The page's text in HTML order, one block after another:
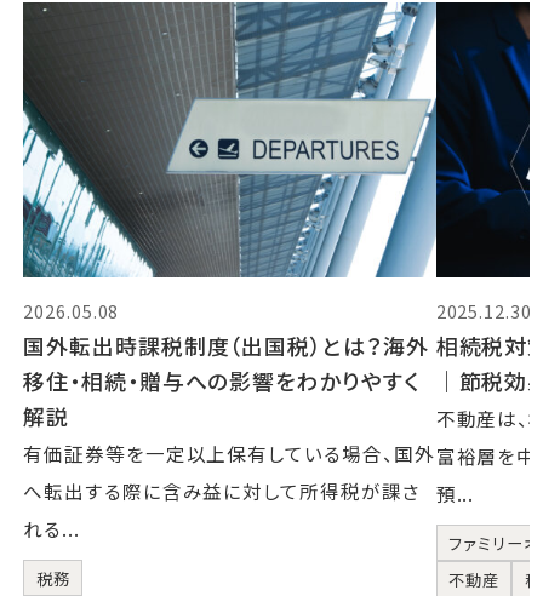
2026.05.08
国外転出時課税制度（出国税）とは？海外
移住・相続・贈与への影響をわかりやすく
解説
有価証券等を一定以上保有している場合、国外
へ転出する際に含み益に対して所得税が課さ
れる...
税務
2025.12.30
相続税対
｜節税効
不動産は、
富裕層を中
預...
ファミリー
不動産